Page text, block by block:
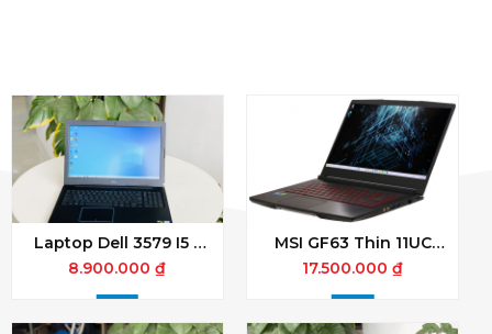
Laptop Dell 3579 I5 -
8300H 8 GB SSD 256
M2 GTX 1050 15.6 Inche
- FHD
8.900.000 ₫
MSI GF63 Thin 11UC
Core i5 11400H / 8GB /
512 GB /4GB RTX3050
4GB / 15.6 FHD 144Hz /
Win11
17.500.000 ₫